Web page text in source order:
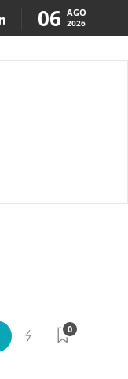
06 AGO
2026
0